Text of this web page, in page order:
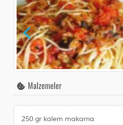
Malzemeler
250 gr kalem makarna